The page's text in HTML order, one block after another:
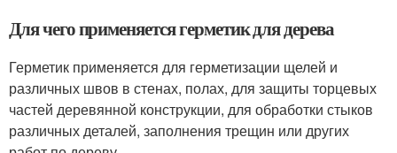
Для чего применяется герметик для дерева
Герметик применяется для герметизации щелей и
различных швов в стенах, полах, для защиты торцевых
частей деревянной конструкции, для обработки стыков
различных деталей, заполнения трещин или других